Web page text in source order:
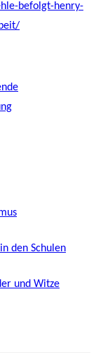
befolgt-henry-
den Schulen
und Witze